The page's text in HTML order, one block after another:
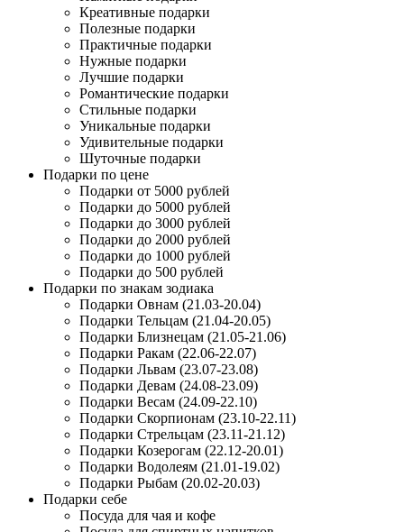
Креативные подарки
Полезные подарки
Практичные подарки
Нужные подарки
Лучшие подарки
Романтические подарки
Стильные подарки
Уникальные подарки
Удивительные подарки
Шуточные подарки
Подарки по цене
Подарки от 5000 рублей
Подарки до 5000 рублей
Подарки до 3000 рублей
Подарки до 2000 рублей
Подарки до 1000 рублей
Подарки до 500 рублей
Подарки по знакам зодиака
Подарки Овнам (21.03-20.04)
Подарки Тельцам (21.04-20.05)
Подарки Близнецам (21.05-21.06)
Подарки Ракам (22.06-22.07)
Подарки Львам (23.07-23.08)
Подарки Девам (24.08-23.09)
Подарки Весам (24.09-22.10)
Подарки Скорпионам (23.10-22.11)
Подарки Стрельцам (23.11-21.12)
Подарки Козерогам (22.12-20.01)
Подарки Водолеям (21.01-19.02)
Подарки Рыбам (20.02-20.03)
Подарки себе
Посуда для чая и кофе